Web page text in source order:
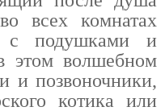
всех комнатах
с подушками и
этом волшебном
и позвоночники,
котика или